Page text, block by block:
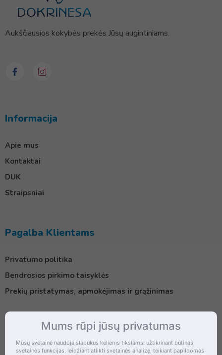
Aukščiausios kokybės prekės Jūsų augintiniams.
Informacija
Apie mus
Kontaktai
DUK
Straipsniai
Pagalba Klientams
Privatumo politika
Bendrosios pirkimo taisyklės
Prekių pristatymas, apmokėjimas ir grąžinimas
KontaktaiMums rūpi jūsų privatumas
Mūsų svetainė naudoja slapukus keliems tikslams: užtikrinant būtinas
svetainės funkcijas, leidžiant atlikti svetainės analizę, teikiant papildomas